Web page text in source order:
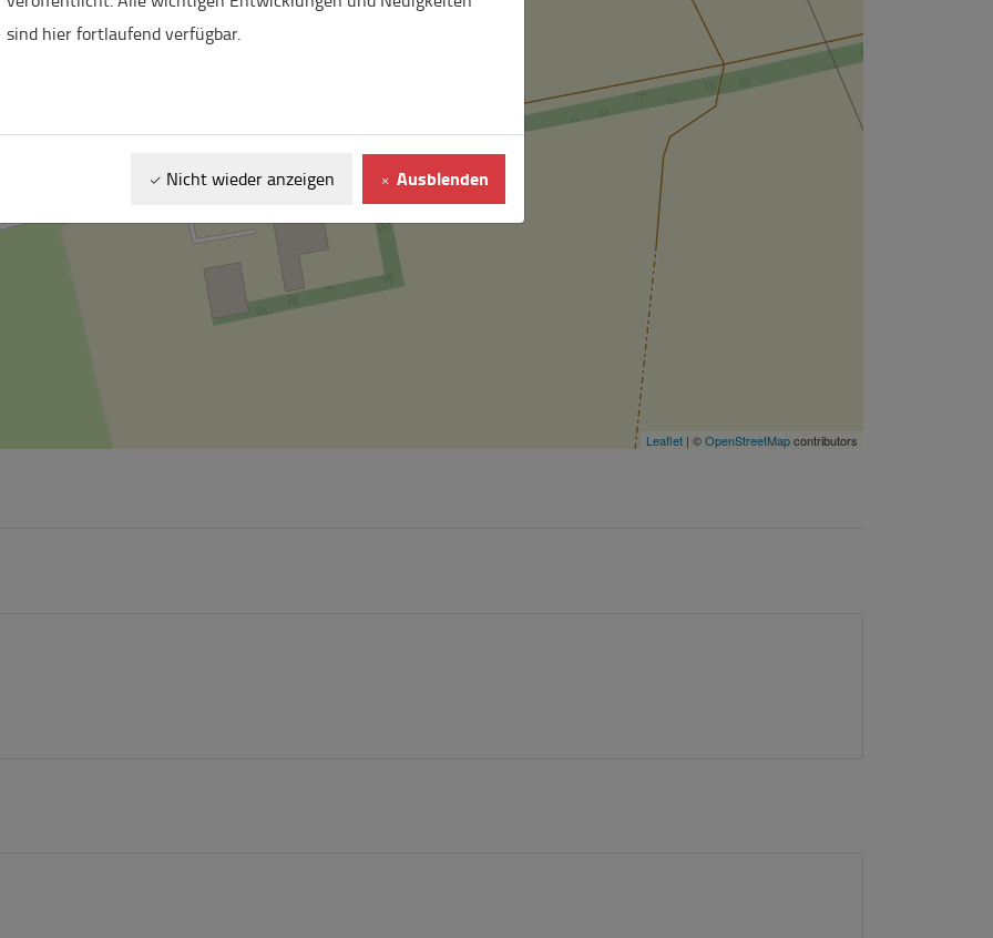
Leaflet | ©OpenStreetMapcontributors
sind hier fortlaufend verfügbar.
Nicht wieder anzeigen Ausblenden